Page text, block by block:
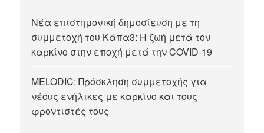
Νέα επιστημονική δημοσίευση με τη
συμμετοχή του Κάπα3: Η ζωή μετά τον
καρκίνο στην εποχή μετά την COVID-19
MELODIC: Πρόσκληση συμμετοχής για
νέους ενήλικες με καρκίνο και τους
φροντιστές τους